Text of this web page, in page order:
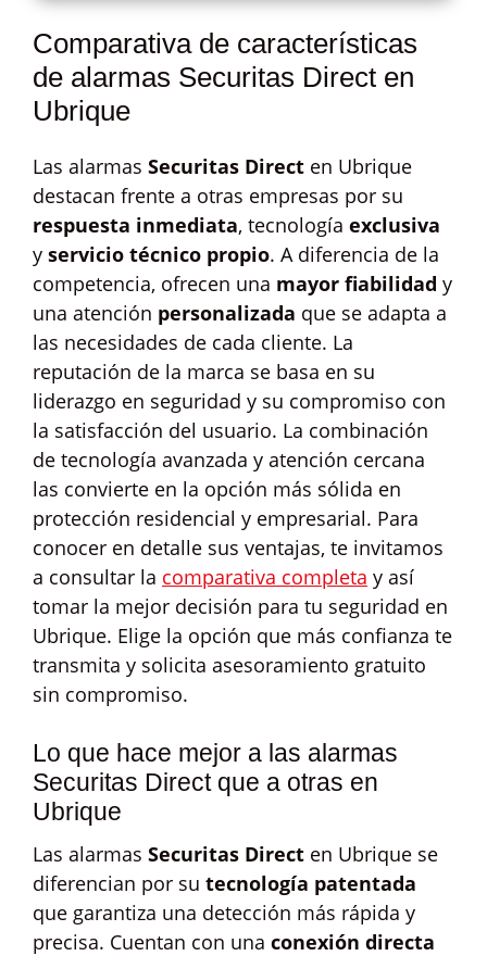
Comparativa de características
de alarmas Securitas Direct en
Ubrique
Las alarmas Securitas Direct en Ubrique
destacan frente a otras empresas por su
respuesta inmediata, tecnología exclusiva
y servicio técnico propio. A diferencia de la
competencia, ofrecen una mayor fiabilidad y
una atención personalizada que se adapta a
las necesidades de cada cliente. La
reputación de la marca se basa en su
liderazgo en seguridad y su compromiso con
la satisfacción del usuario. La combinación
de tecnología avanzada y atención cercana
las convierte en la opción más sólida en
protección residencial y empresarial. Para
conocer en detalle sus ventajas, te invitamos
a consultar la comparativa completa y así
tomar la mejor decisión para tu seguridad en
Ubrique. Elige la opción que más confianza te
transmita y solicita asesoramiento gratuito
sin compromiso.
Lo que hace mejor a las alarmas
Securitas Direct que a otras en
Ubrique
Las alarmas Securitas Direct en Ubrique se
diferencian por su tecnología patentada
que garantiza una detección más rápida y
precisa. Cuentan con una conexión directa